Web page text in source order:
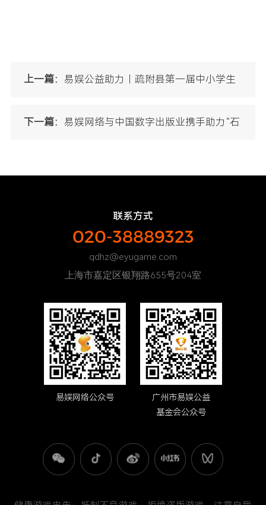
上一篇： 易娱公益助力｜疏附县第一届中小学生
下一篇： 易娱网络与中国数字出版业携手助力“石
联系方式
020-38889323
qdhz@eyugame.com
上海市嘉定区银翔路655号204室
易娱网络公众号
广州市易娱公益
基金会公众号